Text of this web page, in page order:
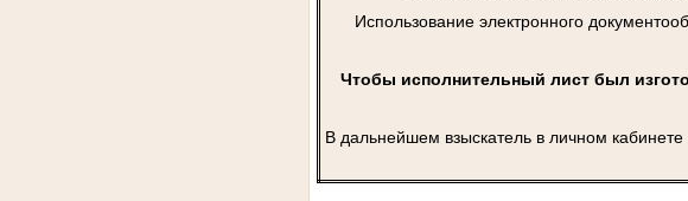
Использование электронного
Чтобы исполнительный лист был
В дальнейшем взыскатель в личном